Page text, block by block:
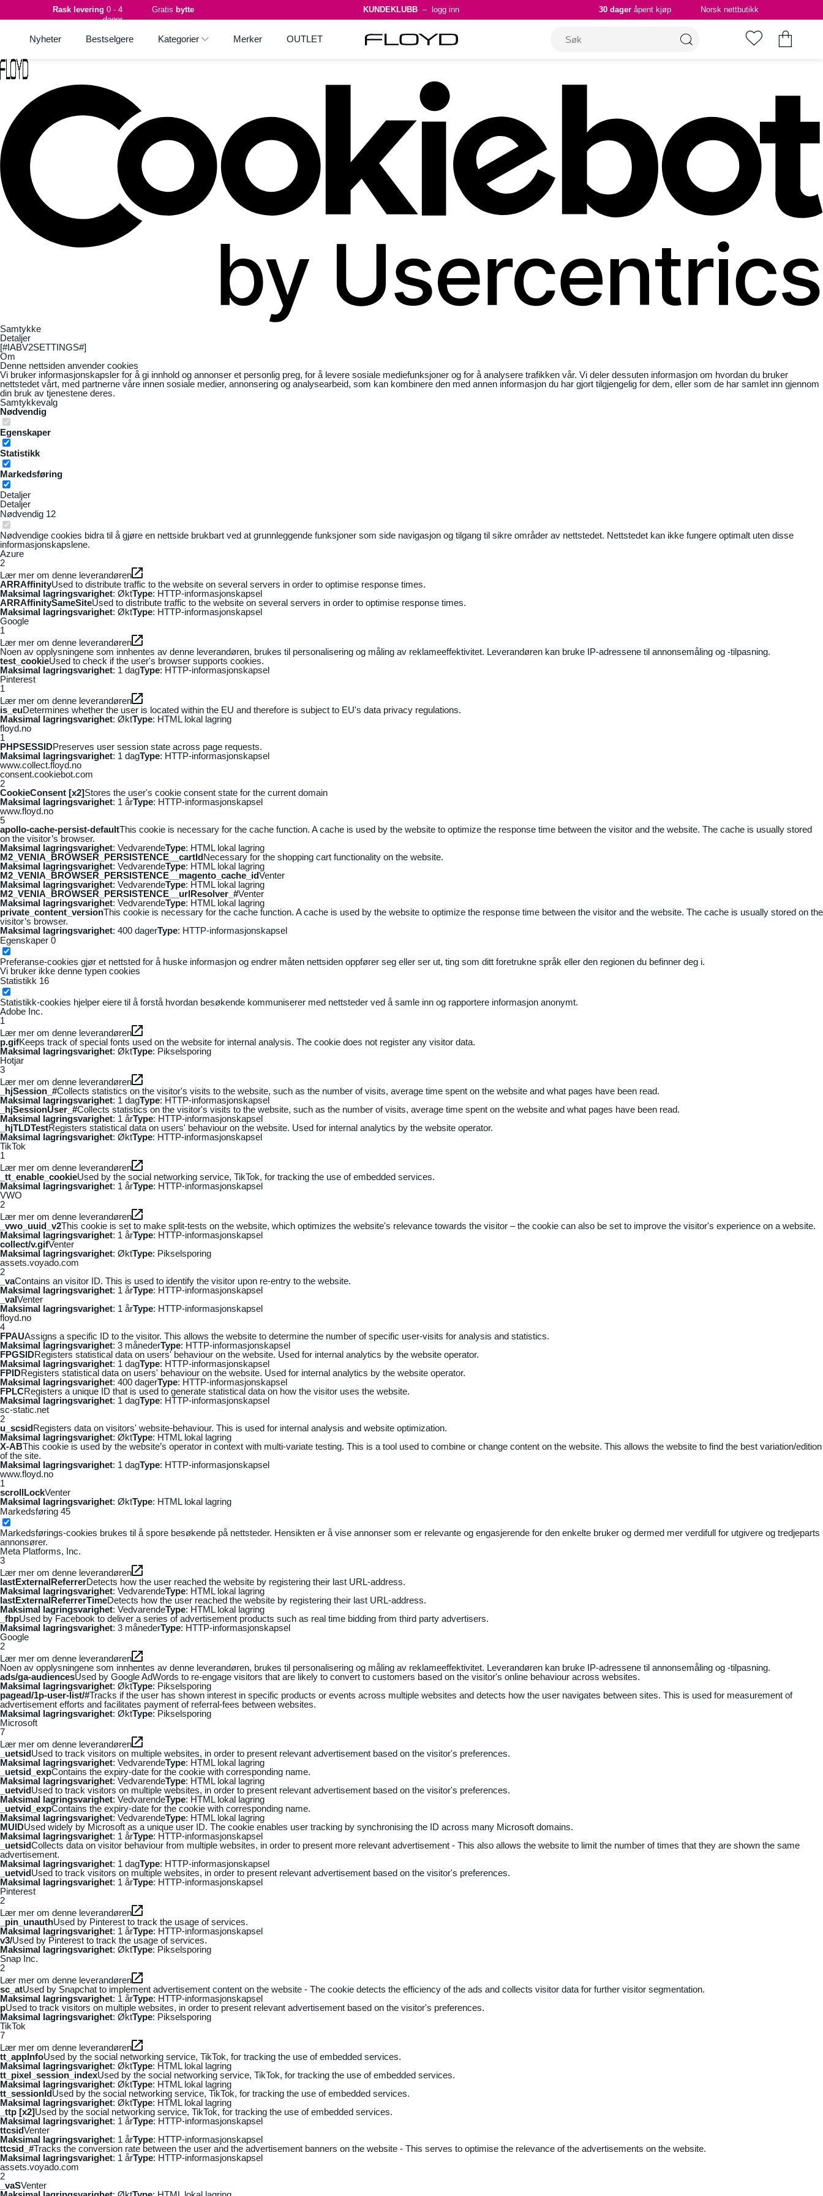
Samtykke
Detaljer
[#IABV2SETTINGS#]
Om
Denne nettsiden anvender cookies
Vi bruker informasjonskapsler for å gi innhold og annonser et personlig preg, for å levere sosiale mediefunksjoner og for å analysere trafikken vår. Vi deler dessuten informasjon om hvordan du bruker
nettstedet vårt, med partnerne våre innen sosiale medier, annonsering og analysearbeid, som kan kombinere den med annen informasjon du har gjort tilgjengelig for dem, eller som de har samlet inn gjennom
din bruk av tjenestene deres.
Samtykkevalg
Nødvendig
Egenskaper
Statistikk
Markedsføring
Detaljer
Detaljer
Nødvendig 12
Nødvendige cookies bidra til å gjøre en nettside brukbart ved at grunnleggende funksjoner som side navigasjon og tilgang til sikre områder av nettstedet. Nettstedet kan ikke fungere optimalt uten disse
informasjonskapslene.
Azure
2
Lær mer om denne leverandøren
ARRAffinityUsed to distribute traffic to the website on several servers in order to optimise response times.
Maksimal lagringsvarighet: ØktType: HTTP-informasjonskapsel
ARRAffinitySameSiteUsed to distribute traffic to the website on several servers in order to optimise response times.
Maksimal lagringsvarighet: ØktType: HTTP-informasjonskapsel
Google
1
Lær mer om denne leverandøren
Noen av opplysningene som innhentes av denne leverandøren, brukes til personalisering og måling av reklameeffektivitet. Leverandøren kan bruke IP-adressene til annonsemåling og -tilpasning.
test_cookieUsed to check if the user's browser supports cookies.
Maksimal lagringsvarighet: 1 dagType: HTTP-informasjonskapsel
Pinterest
1
Lær mer om denne leverandøren
is_euDetermines whether the user is located within the EU and therefore is subject to EU's data privacy regulations.
Maksimal lagringsvarighet: ØktType: HTML lokal lagring
floyd.no
1
PHPSESSIDPreserves user session state across page requests.
Maksimal lagringsvarighet: 1 dagType: HTTP-informasjonskapsel
www.collect.floyd.no
consent.cookiebot.com
2
CookieConsent [x2]Stores the user's cookie consent state for the current domain
Maksimal lagringsvarighet: 1 årType: HTTP-informasjonskapsel
www.floyd.no
5
apollo-cache-persist-defaultThis cookie is necessary for the cache function. A cache is used by the website to optimize the response time between the visitor and the website. The cache is usually stored
on the visitor’s browser.
Maksimal lagringsvarighet: VedvarendeType: HTML lokal lagring
M2_VENIA_BROWSER_PERSISTENCE__cartIdNecessary for the shopping cart functionality on the website.
Maksimal lagringsvarighet: VedvarendeType: HTML lokal lagring
M2_VENIA_BROWSER_PERSISTENCE__magento_cache_idVenter
Maksimal lagringsvarighet: VedvarendeType: HTML lokal lagring
M2_VENIA_BROWSER_PERSISTENCE__urlResolver_#Venter
Maksimal lagringsvarighet: VedvarendeType: HTML lokal lagring
private_content_versionThis cookie is necessary for the cache function. A cache is used by the website to optimize the response time between the visitor and the website. The cache is usually stored on the
visitor’s browser.
Maksimal lagringsvarighet: 400 dagerType: HTTP-informasjonskapsel
Egenskaper 0
Preferanse-cookies gjør et nettsted for å huske informasjon og endrer måten nettsiden oppfører seg eller ser ut, ting som ditt foretrukne språk eller den regionen du befinner deg i.
Vi bruker ikke denne typen cookies
Statistikk 16
Statistikk-cookies hjelper eiere til å forstå hvordan besøkende kommuniserer med nettsteder ved å samle inn og rapportere informasjon anonymt.
Adobe Inc.
1
Lær mer om denne leverandøren
p.gifKeeps track of special fonts used on the website for internal analysis. The cookie does not register any visitor data.
Maksimal lagringsvarighet: ØktType: Pikselsporing
Hotjar
3
Lær mer om denne leverandøren
_hjSession_#Collects statistics on the visitor's visits to the website, such as the number of visits, average time spent on the website and what pages have been read.
Maksimal lagringsvarighet: 1 dagType: HTTP-informasjonskapsel
_hjSessionUser_#Collects statistics on the visitor's visits to the website, such as the number of visits, average time spent on the website and what pages have been read.
Maksimal lagringsvarighet: 1 årType: HTTP-informasjonskapsel
_hjTLDTestRegisters statistical data on users' behaviour on the website. Used for internal analytics by the website operator.
Maksimal lagringsvarighet: ØktType: HTTP-informasjonskapsel
TikTok
1
Lær mer om denne leverandøren
_tt_enable_cookieUsed by the social networking service, TikTok, for tracking the use of embedded services.
Maksimal lagringsvarighet: 1 årType: HTTP-informasjonskapsel
VWO
2
Lær mer om denne leverandøren
_vwo_uuid_v2This cookie is set to make split-tests on the website, which optimizes the website's relevance towards the visitor – the cookie can also be set to improve the visitor's experience on a website.
Maksimal lagringsvarighet: 1 årType: HTTP-informasjonskapsel
collect/v.gifVenter
Maksimal lagringsvarighet: ØktType: Pikselsporing
assets.voyado.com
2
_vaContains an visitor ID. This is used to identify the visitor upon re-entry to the website.
Maksimal lagringsvarighet: 1 årType: HTTP-informasjonskapsel
_vaIVenter
Maksimal lagringsvarighet: 1 årType: HTTP-informasjonskapsel
floyd.no
4
FPAUAssigns a specific ID to the visitor. This allows the website to determine the number of specific user-visits for analysis and statistics.
Maksimal lagringsvarighet: 3 månederType: HTTP-informasjonskapsel
FPGSIDRegisters statistical data on users' behaviour on the website. Used for internal analytics by the website operator.
Maksimal lagringsvarighet: 1 dagType: HTTP-informasjonskapsel
FPIDRegisters statistical data on users' behaviour on the website. Used for internal analytics by the website operator.
Maksimal lagringsvarighet: 400 dagerType: HTTP-informasjonskapsel
FPLCRegisters a unique ID that is used to generate statistical data on how the visitor uses the website.
Maksimal lagringsvarighet: 1 dagType: HTTP-informasjonskapsel
sc-static.net
2
u_scsidRegisters data on visitors' website-behaviour. This is used for internal analysis and website optimization.
Maksimal lagringsvarighet: ØktType: HTML lokal lagring
X-ABThis cookie is used by the website’s operator in context with multi-variate testing. This is a tool used to combine or change content on the website. This allows the website to find the best variation/edition
of the site.
Maksimal lagringsvarighet: 1 dagType: HTTP-informasjonskapsel
www.floyd.no
1
scrollLockVenter
Maksimal lagringsvarighet: ØktType: HTML lokal lagring
Markedsføring 45
Markedsførings-cookies brukes til å spore besøkende på nettsteder. Hensikten er å vise annonser som er relevante og engasjerende for den enkelte bruker og dermed mer verdifull for utgivere og tredjeparts
annonsører.
Meta Platforms, Inc.
3
Lær mer om denne leverandøren
lastExternalReferrerDetects how the user reached the website by registering their last URL-address.
Maksimal lagringsvarighet: VedvarendeType: HTML lokal lagring
lastExternalReferrerTimeDetects how the user reached the website by registering their last URL-address.
Maksimal lagringsvarighet: VedvarendeType: HTML lokal lagring
_fbpUsed by Facebook to deliver a series of advertisement products such as real time bidding from third party advertisers.
Maksimal lagringsvarighet: 3 månederType: HTTP-informasjonskapsel
Google
2
Lær mer om denne leverandøren
Noen av opplysningene som innhentes av denne leverandøren, brukes til personalisering og måling av reklameeffektivitet. Leverandøren kan bruke IP-adressene til annonsemåling og -tilpasning.
ads/ga-audiencesUsed by Google AdWords to re-engage visitors that are likely to convert to customers based on the visitor's online behaviour across websites.
Maksimal lagringsvarighet: ØktType: Pikselsporing
pagead/1p-user-list/#Tracks if the user has shown interest in specific products or events across multiple websites and detects how the user navigates between sites. This is used for measurement of
advertisement efforts and facilitates payment of referral-fees between websites.
Maksimal lagringsvarighet: ØktType: Pikselsporing
Microsoft
7
Lær mer om denne leverandøren
_uetsidUsed to track visitors on multiple websites, in order to present relevant advertisement based on the visitor's preferences.
Maksimal lagringsvarighet: VedvarendeType: HTML lokal lagring
_uetsid_expContains the expiry-date for the cookie with corresponding name.
Maksimal lagringsvarighet: VedvarendeType: HTML lokal lagring
_uetvidUsed to track visitors on multiple websites, in order to present relevant advertisement based on the visitor's preferences.
Maksimal lagringsvarighet: VedvarendeType: HTML lokal lagring
_uetvid_expContains the expiry-date for the cookie with corresponding name.
Maksimal lagringsvarighet: VedvarendeType: HTML lokal lagring
MUIDUsed widely by Microsoft as a unique user ID. The cookie enables user tracking by synchronising the ID across many Microsoft domains.
Maksimal lagringsvarighet: 1 årType: HTTP-informasjonskapsel
_uetsidCollects data on visitor behaviour from multiple websites, in order to present more relevant advertisement - This also allows the website to limit the number of times that they are shown the same
advertisement.
Maksimal lagringsvarighet: 1 dagType: HTTP-informasjonskapsel
_uetvidUsed to track visitors on multiple websites, in order to present relevant advertisement based on the visitor's preferences.
Maksimal lagringsvarighet: 1 årType: HTTP-informasjonskapsel
Pinterest
2
Lær mer om denne leverandøren
_pin_unauthUsed by Pinterest to track the usage of services.
Maksimal lagringsvarighet: 1 årType: HTTP-informasjonskapsel
v3/Used by Pinterest to track the usage of services.
Maksimal lagringsvarighet: ØktType: Pikselsporing
Snap Inc.
2
Lær mer om denne leverandøren
sc_atUsed by Snapchat to implement advertisement content on the website - The cookie detects the efficiency of the ads and collects visitor data for further visitor segmentation.
Maksimal lagringsvarighet: 1 årType: HTTP-informasjonskapsel
pUsed to track visitors on multiple websites, in order to present relevant advertisement based on the visitor's preferences.
Maksimal lagringsvarighet: ØktType: Pikselsporing
TikTok
7
Lær mer om denne leverandøren
tt_appInfoUsed by the social networking service, TikTok, for tracking the use of embedded services.
Maksimal lagringsvarighet: ØktType: HTML lokal lagring
tt_pixel_session_indexUsed by the social networking service, TikTok, for tracking the use of embedded services.
Maksimal lagringsvarighet: ØktType: HTML lokal lagring
tt_sessionIdUsed by the social networking service, TikTok, for tracking the use of embedded services.
Maksimal lagringsvarighet: ØktType: HTML lokal lagring
_ttp [x2]Used by the social networking service, TikTok, for tracking the use of embedded services.
Maksimal lagringsvarighet: 1 årType: HTTP-informasjonskapsel
ttcsidVenter
Maksimal lagringsvarighet: 1 årType: HTTP-informasjonskapsel
ttcsid_#Tracks the conversion rate between the user and the advertisement banners on the website - This serves to optimise the relevance of the advertisements on the website.
Maksimal lagringsvarighet: 1 årType: HTTP-informasjonskapsel
assets.voyado.com
2
_vaSVenter
Rask levering 0 - 4
dager
Gratis bytte KUNDEKLUBB – logg inn 30 dager åpent kjøp Norsk nettbutikk
Nyheter Bestselgere Kategorier Merker OUTLET